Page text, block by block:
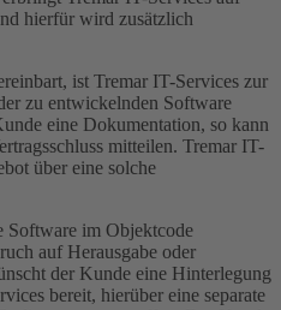
hierfür wird zusätzlich
ist Tremar IT-Services zur
zu entwickelnden Software
eine Dokumentation, so kann
mitteilen. Tremar IT-
über eine solche
Software im Objektcode
auf Herausgabe oder
der Kunde eine Hinterlegung
bereit, hierüber eine separate